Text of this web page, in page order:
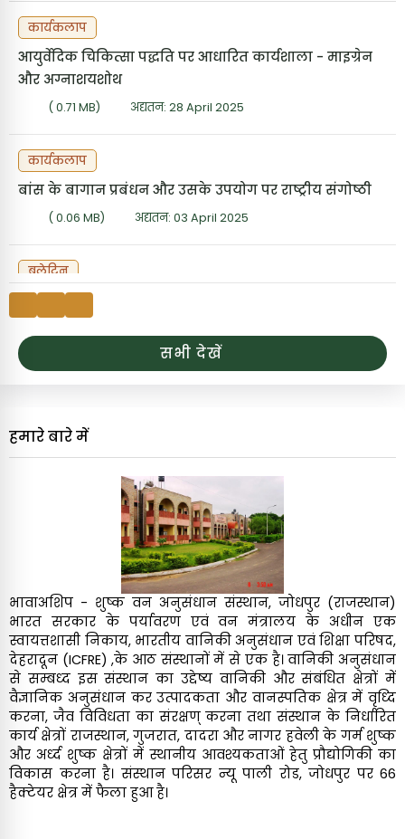
कार्यकलाप
आयुर्वेदिक चिकित्सा पद्धति पर आधारित कार्यशाला - माइग्रेन
और अग्नाशयशोथ
( 0.71 MB) अद्यतन: 28 April 2025
कार्यकलाप
बांस के बागान प्रबंधन और उसके उपयोग पर राष्ट्रीय संगोष्ठी
( 0.06 MB) अद्यतन: 03 April 2025
बुलेटिन
आईसीएफआरई-आफरी, जोधपुर नर्सरी में उपलब्ध गुणवत्तापूर्ण
रोपण सामग्री (QPM) और अन्य का विवरण (1.8.2026)
अद्यतन: 06 August 2026
आईसीएफआरई - एएफआरआई, जोधपुर में अधिकृत चिकित्सा
परिचारक (एएमए) के नामांकन के संबंध में
अद्यतन: 12 May 2026
राजस्थान में खेजरी समुदाय की मृत्यु दर पर एक दिवसीय
विचार-विमर्श संगोष्ठी
( 0.03 MB) अद्यतन: 28 April 2025
सभी देखें
हमारे बारे में
भावाअशिप - शुष्क वन अनुसंधान संस्थान, जोधपुर (राजस्थान)
भारत सरकार के पर्यावरण एवं वन मंत्रालय के अधीन एक
स्वायत्तशासी निकाय, भारतीय वानिकी अनुसंधान एवं शिक्षा परिषद,
देहरादून (ICFRE) ,के आठ संस्थानों में से एक है। वानिकी अनुसंधान
से सम्बध्द इस संस्थान का उद्देष्य वानिकी और संबंधित क्षेत्रों में
वैज्ञानिक अनुसंधान कर उत्पादकता और वानस्पतिक क्षेत्र में वृध्दि
करना, जैव विविधता का संरक्षण् करना तथा संस्थान के निर्धारित
कार्य क्षेत्रों राजस्थान, गुजरात, दादरा और नागर हवेली के गर्म शुष्क
और अर्ध्द शुष्क क्षेत्रों में स्थानीय आवश्यकताओं हेतु प्रौद्योगिकी का
विकास करना है। संस्थान परिसर न्यू पाली रोड, जोधपुर पर 66
हैक्टेयर क्षेत्र में फैला हुआ है।